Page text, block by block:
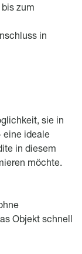
zum
in
sie in
eine ideale
in diesem
möchte.
Objekt schnell